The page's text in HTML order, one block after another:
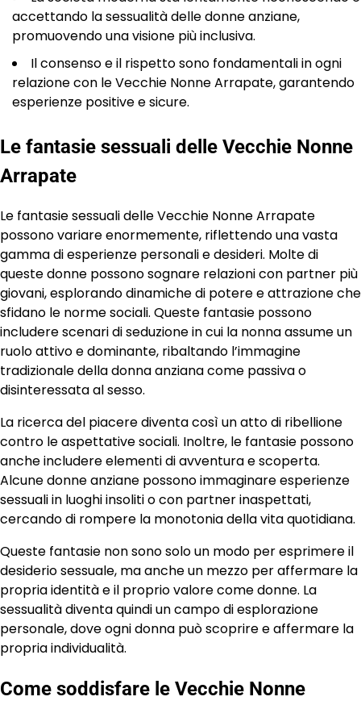
accettando la sessualità delle donne anziane,
promuovendo una visione più inclusiva.
Il consenso e il rispetto sono fondamentali in ogni
relazione con le Vecchie Nonne Arrapate, garantendo
esperienze positive e sicure.
Le fantasie sessuali delle Vecchie Nonne
Arrapate
Le fantasie sessuali delle Vecchie Nonne Arrapate
possono variare enormemente, riflettendo una vasta
gamma di esperienze personali e desideri. Molte di
queste donne possono sognare relazioni con partner più
giovani, esplorando dinamiche di potere e attrazione che
sfidano le norme sociali. Queste fantasie possono
includere scenari di seduzione in cui la nonna assume un
ruolo attivo e dominante, ribaltando l’immagine
tradizionale della donna anziana come passiva o
disinteressata al sesso.
La ricerca del piacere diventa così un atto di ribellione
contro le aspettative sociali. Inoltre, le fantasie possono
anche includere elementi di avventura e scoperta.
Alcune donne anziane possono immaginare esperienze
sessuali in luoghi insoliti o con partner inaspettati,
cercando di rompere la monotonia della vita quotidiana.
Queste fantasie non sono solo un modo per esprimere il
desiderio sessuale, ma anche un mezzo per affermare la
propria identità e il proprio valore come donne. La
sessualità diventa quindi un campo di esplorazione
personale, dove ogni donna può scoprire e affermare la
propria individualità.
Come soddisfare le Vecchie Nonne